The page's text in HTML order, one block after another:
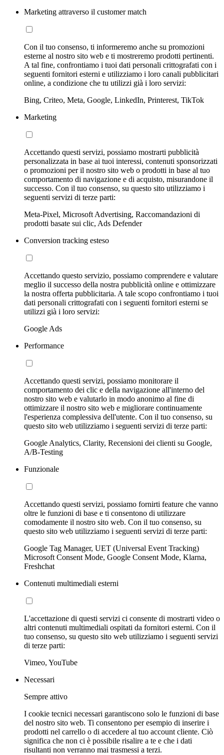
Marketing attraverso il customer match
Con il tuo consenso, ti informeremo anche su promozioni
esterne al nostro sito web e ti mostreremo prodotti pertinenti.
A tal fine, confrontiamo i tuoi dati personali crittografati con i
seguenti fornitori esterni e utilizziamo i loro canali pubblicitari
online, a condizione che tu utilizzi già i loro servizi:
Bing, Criteo, Meta, Google, LinkedIn, Printerest, TikTok
Marketing
Accettando questi servizi, possiamo mostrarti pubblicità
personalizzata in base ai tuoi interessi, contenuti sponsorizzati
o promozioni per il nostro sito web o prodotti in base al tuo
comportamento di navigazione e di acquisto, misurandone il
successo. Con il tuo consenso, su questo sito utilizziamo i
seguenti servizi di terze parti:
Meta-Pixel, Microsoft Advertising, Raccomandazioni di
prodotti basate sui clic, Ads Defender
Conversion tracking esteso
Accettando questo servizio, possiamo comprendere e valutare
meglio il successo della nostra pubblicità online e ottimizzare
la nostra offerta pubblicitaria. A tale scopo confrontiamo i tuoi
dati personali crittografati con i seguenti fornitori esterni se
utilizzi già i loro servizi:
Google Ads
Performance
Accettando questi servizi, possiamo monitorare il
comportamento dei clic e della navigazione all'interno del
nostro sito web e valutarlo in modo anonimo al fine di
ottimizzare il nostro sito web e migliorare continuamente
l'esperienza complessiva dell'utente. Con il tuo consenso, su
questo sito web utilizziamo i seguenti servizi di terze parti:
Google Analytics, Clarity, Recensioni dei clienti su Google,
A/B-Testing
Funzionale
Accettando questi servizi, possiamo fornirti feature che vanno
oltre le funzioni di base e ti consentono di utilizzare
comodamente il nostro sito web. Con il tuo consenso, su
questo sito web utilizziamo i seguenti servizi di terze parti:
Google Tag Manager, UET (Universal Event Tracking)
Microsoft Consent Mode, Google Consent Mode, Klarna,
Freshchat
Contenuti multimediali esterni
L'accettazione di questi servizi ci consente di mostrarti video o
altri contenuti multimediali ospitati da fornitori esterni. Con il
tuo consenso, su questo sito web utilizziamo i seguenti servizi
di terze parti:
Vimeo, YouTube
Necessari
Sempre attivo
I cookie tecnici necessari garantiscono solo le funzioni di base
del nostro sito web. Ti consentono per esempio di inserire i
prodotti nel carrello o di accedere al tuo account cliente. Ciò
significa che non ci è possibile risalire a te e che i dati
risultanti non verranno mai trasmessi a terzi.